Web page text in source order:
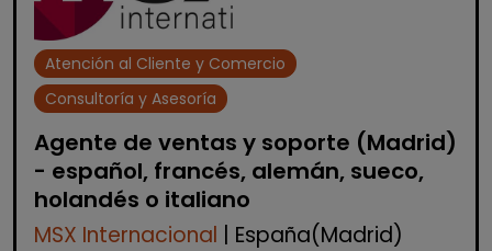
Atención al Cliente y Comercio
Consultoría y Asesoría
Agente de ventas y soporte (Madrid)
- español, francés, alemán, sueco,
holandés o italiano
MSX Internacional | España(Madrid)